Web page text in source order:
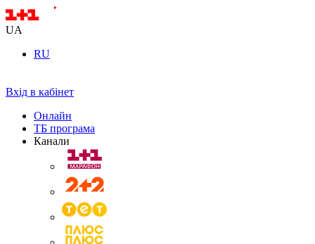
UA
RU
Вхід в кабінет
Онлайн
ТБ програма
Канали